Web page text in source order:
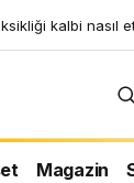
kalbi nasıl
Magazin